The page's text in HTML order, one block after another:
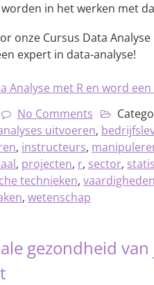
in het werken met
onze Cursus Data
expert in data-analyse!
Analyse met R en word
No Comments
uitvoeren,
, instructeurs,
, projecten, r, sector,
technieken,
,wetenschap
gezondheid van